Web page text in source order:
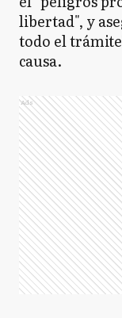
libertad", y
todo el
causa.
Ads